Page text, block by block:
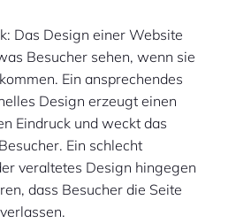
Das Design einer Website
Besucher sehen, wenn sie
Ein ansprechendes
Design erzeugt einen
Eindruck und weckt das
Ein schlecht
veraltetes Design hingegen
dass Besucher die Seite